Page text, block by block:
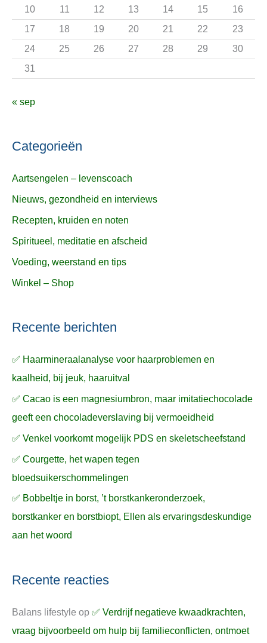
:
10 11 12 13 14 15
16
17
18 19 20 21 22
23
24
25 26 27 28 29
30
31
« sep
Categorieën
Aartsengelen – levenscoach
Nieuws, gezondheid en interviews
Recepten, kruiden en noten
Spiritueel, meditatie en afscheid
Voeding, weerstand en tips
Winkel – Shop
Recente berichten
✅ Haarmineraalanalyse voor haarproblemen en
kaalheid, bij jeuk, haaruitval
✅ Cacao is een magnesiumbron, maar imitatiechocolade
geeft een chocoladeverslaving bij vermoeidheid
✅ Venkel voorkomt mogelijk PDS en skeletscheefstand
✅ Courgette, het wapen tegen
bloedsuikerschommelingen
✅ Bobbeltje in borst, ’t borstkankeronderzoek,
borstkanker en borstbiopt, Ellen als ervaringsdeskundige
aan het woord
Recente reacties
Balans lifestyle op ✅ Verdrijf negatieve kwaadkrachten,
vraag bijvoorbeeld om hulp bij familieconflicten, ontmoet